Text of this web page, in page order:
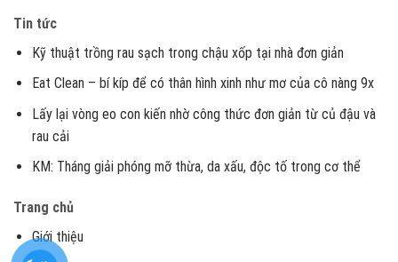
Tin tức
Kỹ thuật trồng rau sạch trong chậu xốp tại nhà đơn giản
Eat Clean – bí kíp để có thân hình xinh như mơ của cô nàng 9x
Lấy lại vòng eo con kiến nhờ công thức đơn giản từ củ đậu và
rau cải
KM: Tháng giải phóng mỡ thừa, da xấu, độc tố trong cơ thể
Trang chủ
Giới thiệu